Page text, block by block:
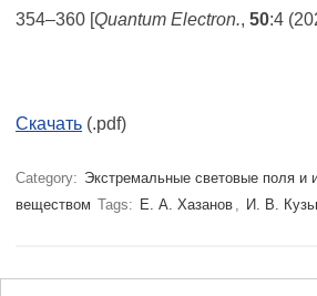
354–360 [Quantum Electron., 50:4
Скачать (.pdf)
Category: Экстремальные световые поля и
веществом Tags: Е. А. Хазанов , И. В.